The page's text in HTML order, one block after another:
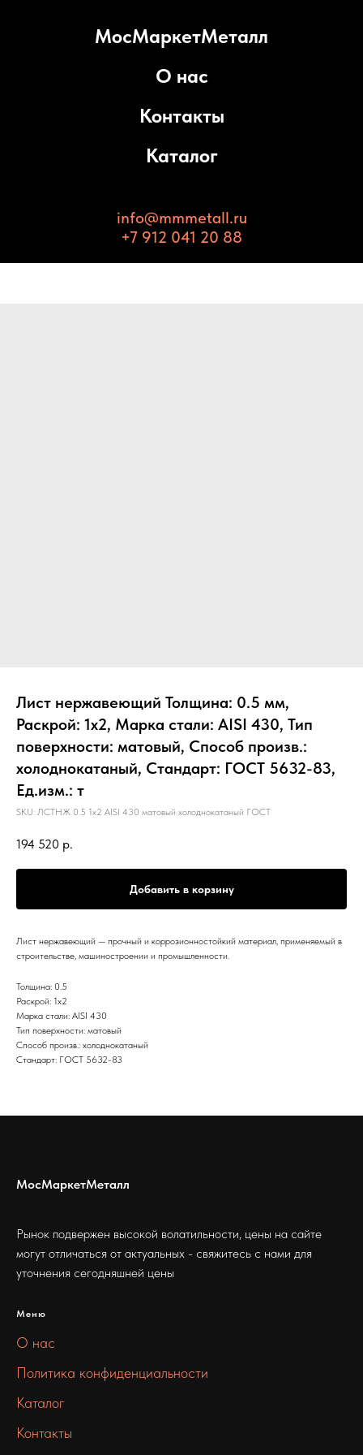
МосМаркетМеталл
О нас
Контакты
Каталог
info@mmmetall.ru
+7 912 041 20 88
Лист нержавеющий Толщина: 0.5 мм,
Раскрой: 1х2, Марка стали: AISI 430, Тип
поверхности: матовый, Способ произв.:
холоднокатаный, Стандарт: ГОСТ 5632-83,
Ед.изм.: т
SKU: ЛСТНЖ 0.5 1х2 AISI 430 матовый холоднокатаный ГОСТ
194 520 р.
Добавить в корзину
Лист нержавеющий — прочный и коррозионностойкий материал, применяемый в
строительстве, машиностроении и промышленности.
Толщина: 0.5
Раскрой: 1х2
Марка стали: AISI 430
Тип поверхности: матовый
Способ произв.: холоднокатаный
Стандарт: ГОСТ 5632-83
МосМаркетМеталл
Рынок подвержен высокой волатильности, цены на сайте
могут отличаться от актуальных - свяжитесь с нами для
уточнения сегодняшней цены
Меню
О нас
Политика конфиденциальности
Каталог
Контакты